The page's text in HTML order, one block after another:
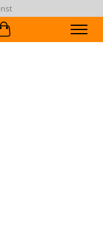
Winkelwagen